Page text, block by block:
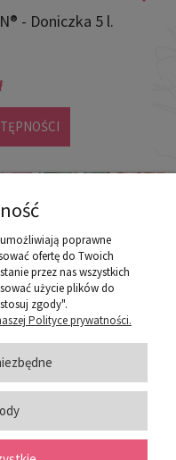
- Doniczka 5 l.
poprawne
ofertę do Twoich
przez nas wszystkich
użycie plików do
zgody".
Polityce prywatności.